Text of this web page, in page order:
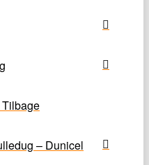
– Dunicel